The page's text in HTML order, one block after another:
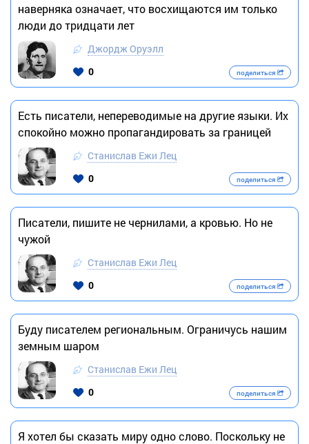
наверняка означает, что восхищаются им только
люди до тридцати лет
Джордж Оруэлл
0
поделиться
Есть писатели, непереводимые на другие языки. Их
спокойно можно пропагандировать за границей
Станислав Ежи Лец
0
поделиться
Писатели, пишите не чернилами, а кровью. Но не
чужой
Станислав Ежи Лец
0
поделиться
Буду писателем региональным. Ограничусь нашим
земным шаром
Станислав Ежи Лец
0
поделиться
Я хотел бы сказать миру одно слово. Поскольку не